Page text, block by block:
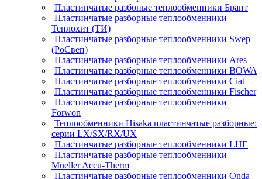
Пластинчатые разбоные теплообменники Брант
Пластинчатые разборные теплообменники
Теплохит (ТИ)
Пластинчатые разборные теплообменники Swep
(РоСвеп)
Пластинчатые разборные теплообменники Ares
Пластинчатые разборные теплообменники BOWA
Пластинчатые разборные теплообменники Ciat
Пластинчатые разборные теплообменники Fischer
Пластинчатые разборные теплообменники
Forwon
Теплообменники Hisaka пластинчатые разборные:
серии LX/SX/RX/UX
Пластинчатые разборные теплообменники LHE
Пластинчатые разборные теплообменники
Mueller Accu-Therm
Пластинчатые разборные теплообменники Onda